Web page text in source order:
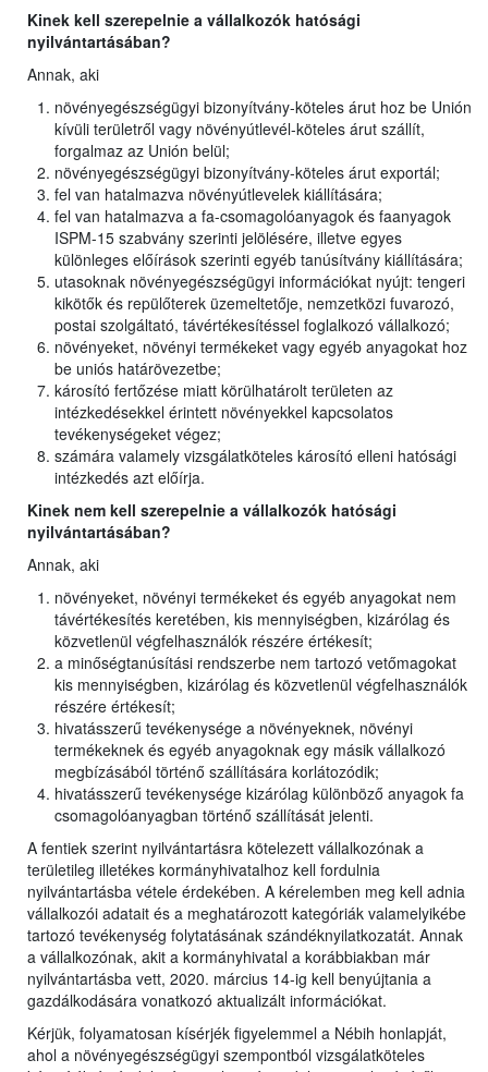
Kinek kell szerepelnie a vállalkozók hatósági
nyilvántartásában?
Annak, aki
növényegészségügyi bizonyítvány-köteles árut hoz be Unión
kívüli területről vagy növényútlevél-köteles árut szállít,
forgalmaz az Unión belül;
növényegészségügyi bizonyítvány-köteles árut exportál;
fel van hatalmazva növényútlevelek kiállítására;
fel van hatalmazva a fa-csomagolóanyagok és faanyagok
ISPM-15 szabvány szerinti jelölésére, illetve egyes
különleges előírások szerinti egyéb tanúsítvány kiállítására;
utasoknak növényegészségügyi információkat nyújt: tengeri
kikötők és repülőterek üzemeltetője, nemzetközi fuvarozó,
postai szolgáltató, távértékesítéssel foglalkozó vállalkozó;
növényeket, növényi termékeket vagy egyéb anyagokat hoz
be uniós határövezetbe;
károsító fertőzése miatt körülhatárolt területen az
intézkedésekkel érintett növényekkel kapcsolatos
tevékenységeket végez;
számára valamely vizsgálatköteles károsító elleni hatósági
intézkedés azt előírja.
Kinek nem kell szerepelnie a vállalkozók hatósági
nyilvántartásában?
Annak, aki
növényeket, növényi termékeket és egyéb anyagokat nem
távértékesítés keretében, kis mennyiségben, kizárólag és
közvetlenül végfelhasználók részére értékesít;
a minőségtanúsítási rendszerbe nem tartozó vetőmagokat
kis mennyiségben, kizárólag és közvetlenül végfelhasználók
részére értékesít;
hivatásszerű tevékenysége a növényeknek, növényi
termékeknek és egyéb anyagoknak egy másik vállalkozó
megbízásából történő szállítására korlátozódik;
hivatásszerű tevékenysége kizárólag különböző anyagok fa
csomagolóanyagban történő szállítását jelenti.
A fentiek szerint nyilvántartásra kötelezett vállalkozónak a
területileg illetékes kormányhivatalhoz kell fordulnia
nyilvántartásba vétele érdekében. A kérelemben meg kell adnia
vállalkozói adatait és a meghatározott kategóriák valamelyikébe
tartozó tevékenység folytatásának szándéknyilatkozatát. Annak
a vállalkozónak, akit a kormányhivatal a korábbiakban már
nyilvántartásba vett, 2020. március 14-ig kell benyújtania a
gazdálkodására vonatkozó aktualizált információkat.
Kérjük, folyamatosan kísérjék figyelemmel a Nébih honlapját,
ahol a növényegészségügyi szempontból vizsgálatköteles